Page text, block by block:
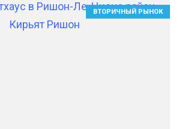
ВТОРИЧНЫЙ РЫНОК